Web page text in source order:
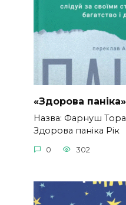
«Здорова
Назва: Фарнуш
Здорова паніка Рік
0 302